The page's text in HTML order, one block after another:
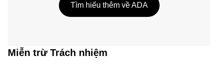
Tìm hiểu thêm về ADA
Miễn trừ Trách nhiệm